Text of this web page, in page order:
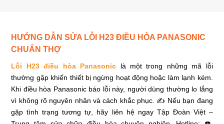
HƯỚNG DẪN SỬA LỖI H23 ĐIỀU HÒA PANASONIC
CHUẨN THỢ
Lỗi H23 điều hòa Panasonic là một trong những mã lỗi
thường gặp khiến thiết bị ngừng hoạt động hoặc làm lạnh kém.
Khi điều hòa Panasonic báo lỗi này, người dùng thường lo lắng
vì không rõ nguyên nhân và cách khắc phục. ✍ Nếu bạn đang
gặp tình trạng tương tự, hãy liên hệ ngay Tập Đoàn Việt –